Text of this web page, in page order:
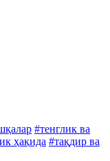
#тенглик ва
ҳақида #тақдир ва